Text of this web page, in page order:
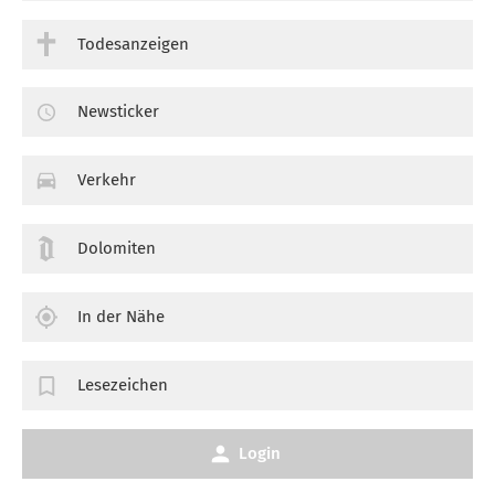
Todesanzeigen
Newsticker
Verkehr
Dolomiten
In der Nähe
Lesezeichen
Login